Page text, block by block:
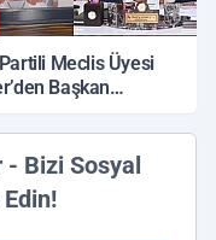
Meclis Üyesi
Başkan
hem de faiz var'
- Bizi Sosyal